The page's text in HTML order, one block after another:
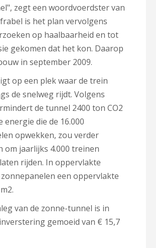
zegt een woordvoerdster van
is het plan vervolgens
op haalbaarheid en tot
gekomen dat het kon. Daarop
in september 2009.
op een plek waar de trein
de snelweg rijdt. Volgens
de tunnel 2400 ton CO2
energie die de 16.000
opwekken, zou verder
om jaarlijks 4.000 treinen
rijden. In oppervlakte
een oppervlakte
van de zonne-tunnel is in
gemoeid van € 15,7